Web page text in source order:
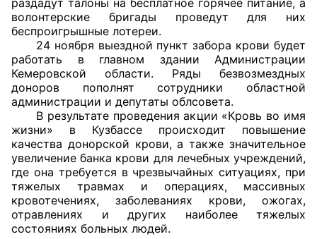
Совет ОП КО
Общественный штаб
Члены ОП КО
Документы ОП КО
Регламент ОП КО
Кодекс этики ОП КО
Положения
Соглашения
волонтерские бригады проведут для них
беспроигрышные лотереи.
24 ноября выездной пункт забора крови будет
работать в главном здании Администрации
Кемеровской области. Ряды безвозмездных
доноров пополнят сотрудники областной
администрации и депутаты облсовета.
В результате проведения акции «Кровь во имя
жизни» в Кузбассе происходит повышение
качества донорской крови, а также значительное
увеличение банка крови для лечебных учреждений,
где она требуется в чрезвычайных ситуациях, при
тяжелых травмах и операциях, массивных
кровотечениях, заболеваниях крови, ожогах,
отравлениях и других наиболее тяжелых
состояниях больных людей.